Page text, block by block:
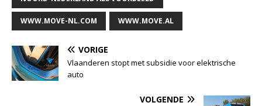
WWW.MOVE-NL.COM WWW.MOVE.AL
VORIGE
Vlaanderen stopt met subsidie voor elektrische
auto
VOLGENDE